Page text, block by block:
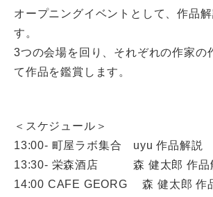
オープニングイベントとして、作品
す。
3つの会場を回り、それぞれの作家の
て作品を鑑賞します。
＜スケジュール＞
13:00- 町屋ラボ集合 uyu 作品解説
13:30- 栄森酒店 森 健太郎 作品
14:00 CAFE GEORG 森 健太郎 作